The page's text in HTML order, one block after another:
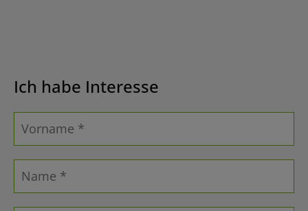
Ich habe Interesse